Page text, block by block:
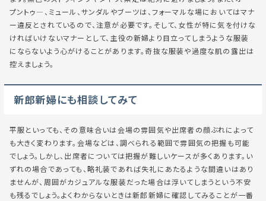
プントゥ―、ミュール、サンダルやブーツは、フォーマルな場においてはマナ
ー違反とされているので、注意が必要です。そして、女性が特に気を付けな
ければいけないマナーとして、主役の新婦より目立ってしまうような服装
にならないよう心がけることがあります。奇抜な服装や過度な肌の露出は
控えましょう。
新郎新婦にも相談してみて
平服といっても、その意味合いは会場の雰囲気や出席者の顔ぶれによって
も大きく変わります。会場などは、調べられる範囲で雰囲気の把握も可能
でしょう。しかし、出席者については把握が難しいケースが多くあります。い
ずれの場合であっても、略礼装であれば失礼にあたるような間違いはあり
ませんが、周囲がカジュアルな服装だった場合は浮いてしまうという不安
も残るでしょう。よくわからないときは新郎新婦に確認してみることが一番